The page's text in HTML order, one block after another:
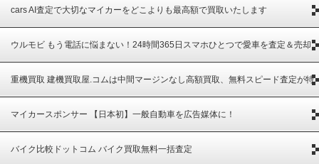
cars AI査定で大切なマイカーをどこよりも最高額で買取いたします
ウルモビ もう電話に悩まない！24時間365日スマホひとつで愛車を査定＆売却
重機買取 建機買取屋.コムは中間マージンなし高額買取、無料スピード査定が特
徴
マイカースポンサー 【日本初】一般自動車を広告媒体に！
バイク比較ドットコム バイク買取無料一括査定